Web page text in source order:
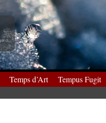
Temps d’Art Tempus Fugit